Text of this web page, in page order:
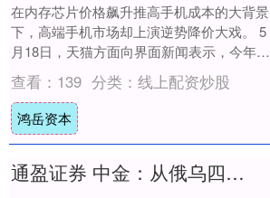
在内存芯片价格飙升推高手机成本的大背景
下，高端手机市场却上演逆势降价大戏。 5
月18日，天猫方面向界面新闻表示，今年
618前夕，苹果官方旗舰店iPhone 17....
查看： 139 分类： 线上配资炒股
鸿岳资本
通盈证券 中金：从俄乌四年能学到什么？